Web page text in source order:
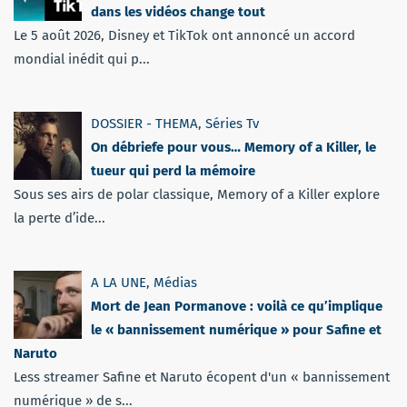
dans les vidéos change tout
Le 5 août 2026, Disney et TikTok ont annoncé un accord
mondial inédit qui p...
DOSSIER - THEMA, Séries Tv
On débriefe pour vous… Memory of a Killer, le
tueur qui perd la mémoire
Sous ses airs de polar classique, Memory of a Killer explore
la perte d’ide...
A LA UNE, Médias
Mort de Jean Pormanove : voilà ce qu’implique
le « bannissement numérique » pour Safine et
Naruto
Less streamer Safine et Naruto écopent d'un « bannissement
numérique » de s...